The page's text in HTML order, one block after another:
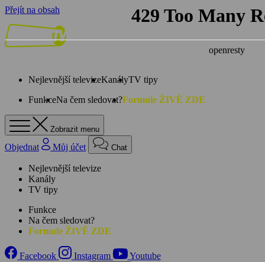
Přejít na obsah
Nejlevnější televizeKanályTV tipy
FunkceNa čem sledovat?Formule ŽIVĚ ZDE
Zobrazit menu
Objednat Můj účet Chat
Nejlevnější televize
Kanály
TV tipy
Funkce
Na čem sledovat?
Formule ŽIVĚ ZDE
Facebook Instagram
Youtube